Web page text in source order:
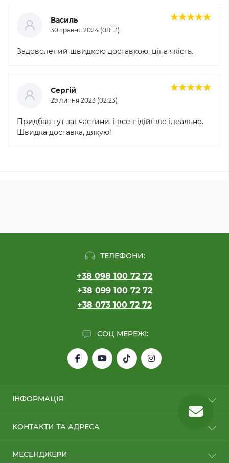
Василь
30 травня 2024 (08:13)
Задоволений швидкою доставкою, ціна якість.
Сергій
29 липня 2023 (02:23)
Придбав тут запчастини, і все підійшло ідеально.
Швидка доставка, дякую!
ТЕЛЕФОНИ:
+38 098 100 72 72
+38 099 100 72 72
+38 073 100 72 72
СОЦ МЕРЕЖІ:
ІНФОРМАЦІЯ
Про нас
Сервіс та обслуговування
КОНТАКТИ ТА АДРЕСА
МЕСЕНДЖЕРИ